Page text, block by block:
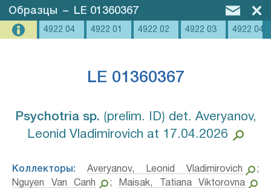
Образцы – LE 01360367
4922 04 4922 01 4922 02 4922 03 4922 04
LE 01360367
Psychotria sp.⁣ ⟮prelim. ID⟯ det. Averyanov,
Leonid Vladimirovich at 17.04.2026
Коллекторы: Averyanov, Leonid Vladimirovich
;
Nguyen Van Canh
;
Maisak, Tatiana Viktorovna